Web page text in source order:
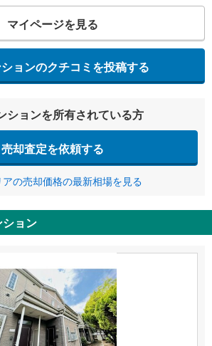
マイページを見る
ョンのクチコミを投稿する
ションを所有されている方
売却査定を依頼する
アの売却価格の最新相場を見る
ョン